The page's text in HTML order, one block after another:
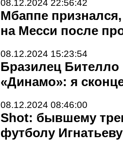
08.12.2024 22:56:42
Мбаппе
на Месси после
08.12.2024 15:23:54
Бразилец
«Динамо»: я
08.12.2024 08:46:00
Shot: бывшему
футболу